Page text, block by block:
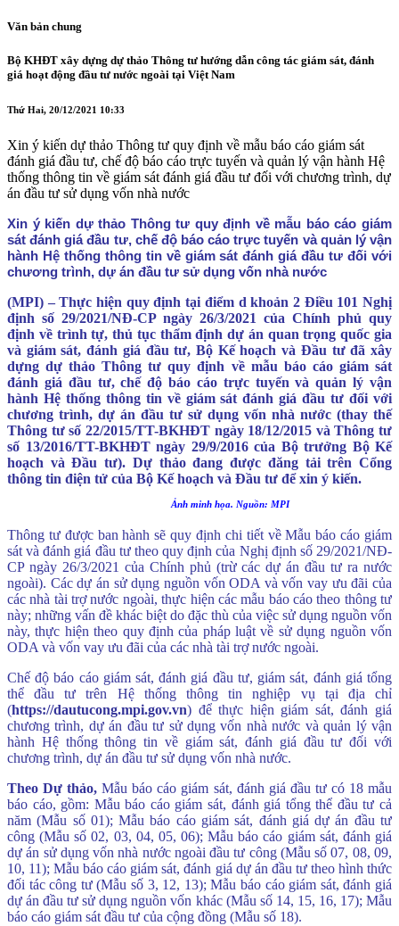
Văn bản chung
Bộ KHĐT xây dựng dự thảo Thông tư hướng dẫn công tác giám sát, đánh
giá hoạt động đầu tư nước ngoài tại Việt Nam
Thứ Hai, 20/12/2021 10:33
Xin ý kiến dự thảo Thông tư quy định về mẫu báo cáo giám sát
đánh giá đầu tư, chế độ báo cáo trực tuyến và quản lý vận hành Hệ
thống thông tin về giám sát đánh giá đầu tư đối với chương trình, dự
án đầu tư sử dụng vốn nhà nước
Xin ý kiến dự thảo Thông tư quy định về mẫu báo cáo giám
sát đánh giá đầu tư, chế độ báo cáo trực tuyến và quản lý vận
hành Hệ thống thông tin về giám sát đánh giá đầu tư đối với
chương trình, dự án đầu tư sử dụng vốn nhà nước
(MPI) – Thực hiện quy định tại điểm d khoản 2 Điều 101 Nghị
định số 29/2021/NĐ-CP ngày 26/3/2021 của Chính phủ quy
định về trình tự, thủ tục thẩm định dự án quan trọng quốc gia
và giám sát, đánh giá đầu tư, Bộ Kế hoạch và Đầu tư đã xây
dựng dự thảo Thông tư quy định về mẫu báo cáo giám sát
đánh giá đầu tư, chế độ báo cáo trực tuyến và quản lý vận
hành Hệ thống thông tin về giám sát đánh giá đầu tư đối với
chương trình, dự án đầu tư sử dụng vốn nhà nước (thay thế
Thông tư số 22/2015/TT-BKHĐT ngày 18/12/2015 và Thông tư
số 13/2016/TT-BKHĐT ngày 29/9/2016 của Bộ trưởng Bộ Kế
hoạch và Đầu tư). Dự thảo đang được đăng tải trên Cổng
thông tin điện tử của Bộ Kế hoạch và Đầu tư để xin ý kiến.
Ảnh minh họa. Nguồn: MPI
Thông tư được ban hành sẽ quy định chi tiết về Mẫu báo cáo giám
sát và đánh giá đầu tư theo quy định của Nghị định số 29/2021/NĐ-
CP ngày 26/3/2021 của Chính phủ (trừ các dự án đầu tư ra nước
ngoài). Các dự án sử dụng nguồn vốn ODA và vốn vay ưu đãi của
các nhà tài trợ nước ngoài, thực hiện các mẫu báo cáo theo thông tư
này; những vấn đề khác biệt do đặc thù của việc sử dụng nguồn vốn
này, thực hiện theo quy định của pháp luật về sử dụng nguồn vốn
ODA và vốn vay ưu đãi của các nhà tài trợ nước ngoài.
Chế độ báo cáo giám sát, đánh giá đầu tư, giám sát, đánh giá tổng
thể đầu tư trên Hệ thống thông tin nghiệp vụ tại địa chỉ
(https://dautucong.mpi.gov.vn) để thực hiện giám sát, đánh giá
chương trình, dự án đầu tư sử dụng vốn nhà nước và quản lý vận
hành Hệ thống thông tin về giám sát, đánh giá đầu tư đối với
chương trình, dự án đầu tư sử dụng vốn nhà nước.
Theo Dự thảo, Mẫu báo cáo giám sát, đánh giá đầu tư có 18 mẫu
báo cáo, gồm: Mẫu báo cáo giám sát, đánh giá tổng thể đầu tư cả
năm (Mẫu số 01); Mẫu báo cáo giám sát, đánh giá dự án đầu tư
công (Mẫu số 02, 03, 04, 05, 06); Mẫu báo cáo giám sát, đánh giá
dự án sử dụng vốn nhà nước ngoài đầu tư công (Mẫu số 07, 08, 09,
10, 11); Mẫu báo cáo giám sát, đánh giá dự án đầu tư theo hình thức
đối tác công tư (Mẫu số 3, 12, 13); Mẫu báo cáo giám sát, đánh giá
dự án đầu tư sử dụng nguồn vốn khác (Mẫu số 14, 15, 16, 17); Mẫu
báo cáo giám sát đầu tư của cộng đồng (Mẫu số 18).